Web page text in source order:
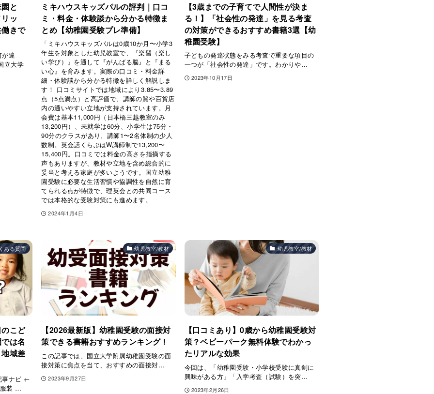
と
ッ
きで
違
立大学
ミキハウスキッズパルの評判｜口コ
ミ・料金・体験談から分かる特徴ま
とめ【幼稚園受験プレ準備】
「ミキハウスキッズパルは0歳10か月〜小学3
年生を対象とした幼児教室で、『楽習（楽し
い学び）』を通して『がんばる脳』と『まる
い心』を育みます。実際の口コミ・料金詳
細・体験談から分かる特徴を詳しく解説しま
す！ 口コミサイトでは地域により3.85〜3.89
点（5点満点）と高評価で、講師の質や百貨店
内の通いやすい立地が支持されています。月
会費は基本11,000円（日本橋三越教室のみ
13,200円）、未就学は60分、小学生は75分・
90分のクラスがあり、講師1〜2名体制の少人
数制。英会話くらぶはW講師制で13,200〜
15,400円。口コミでは料金の高さを指摘する
声もありますが、教材や立地を含め総合的に
妥当と考える家庭が多いようです。国立幼稚
園受験に必要な生活習慣や協調性を自然に育
てられる点が特徴で、理英会との共同コース
では本格的な受験対策にも進めます。
2024年1月4日
【3歳までの子育てで人間性が決ま
る！】「社会性の発達」を見る考査
の対策ができるおすすめ書籍3選【幼
稚園受験】
子どもの発達状態をみる考査で重要な項目の
一つが「社会性の発達」です。わかりや…
2023年10月17日
ある質問
こど
は名
域差
事ナビ ←
服装 …
幼児教室/教材
【2026最新版】幼稚園受験の面接対
策できる書籍おすすめランキング！
この記事では、国立大学附属幼稚園受験の面
接対策に焦点を当て、おすすめの面接対…
2023年9月27日
幼児教室/教材
【口コミあり】0歳から幼稚園受験対
策？ベビーパーク無料体験でわかっ
たリアルな効果
今回は、「幼稚園受験・小学校受験に真剣に
興味がある方」「入学考査（試験）を突…
2023年2月26日